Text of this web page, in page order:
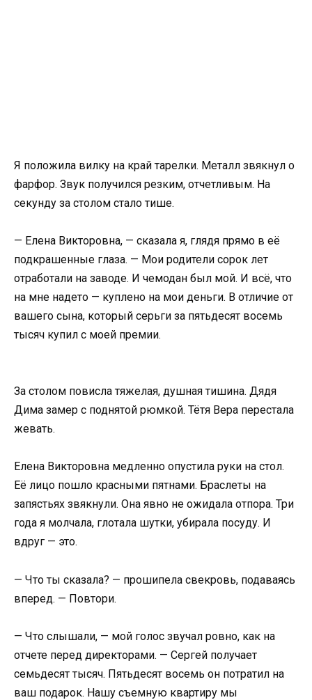
Я положила вилку на край тарелки. Металл звякнул о
фарфор. Звук получился резким, отчетливым. На
секунду за столом стало тише.
— Елена Викторовна, — сказала я, глядя прямо в её
подкрашенные глаза. — Мои родители сорок лет
отработали на заводе. И чемодан был мой. И всё, что
на мне надето — куплено на мои деньги. В отличие от
вашего сына, который серьги за пятьдесят восемь
тысяч купил с моей премии.
За столом повисла тяжелая, душная тишина. Дядя
Дима замер с поднятой рюмкой. Тётя Вера перестала
жевать.
Елена Викторовна медленно опустила руки на стол.
Её лицо пошло красными пятнами. Браслеты на
запястьях звякнули. Она явно не ожидала отпора. Три
года я молчала, глотала шутки, убирала посуду. И
вдруг — это.
— Что ты сказала? — прошипела свекровь, подаваясь
вперед. — Повтори.
— Что слышали, — мой голос звучал ровно, как на
отчете перед директорами. — Сергей получает
семьдесят тысяч. Пятьдесят восемь он потратил на
ваш подарок. Нашу съемную квартиру мы